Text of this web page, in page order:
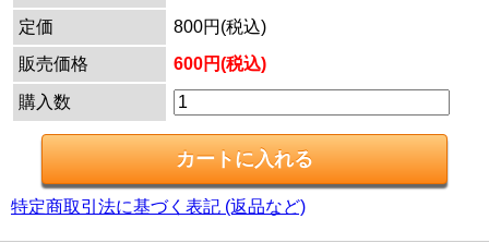
定価
800円(税込)
販売価格
600円(税込)
購入数
特定商取引法に基づく表記 (返品など)